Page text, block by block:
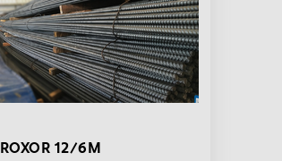
ROXOR 12/6M